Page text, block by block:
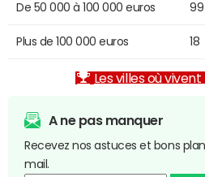
De 50 000 à 100 000 euros 99
Plus de 100 000 euros 18
Les villes où
A ne pas manquer
Recevez nos astuces et bons
mail.